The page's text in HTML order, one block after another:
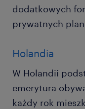
dodatkowych
prywatnych
Holandia
W Holandii
emerytura
każdy rok